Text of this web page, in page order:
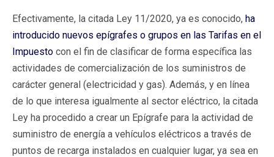
Efectivamente, la citada Ley 11/2020, ya es conocido, ha
introducido nuevos epígrafes o grupos en las Tarifas en el
Impuesto con el fin de clasificar de forma específica las
actividades de comercialización de los suministros de
carácter general (electricidad y gas). Además, y en línea
de lo que interesa igualmente al sector eléctrico, la citada
Ley ha procedido a crear un Epígrafe para la actividad de
suministro de energía a vehículos eléctricos a través de
puntos de recarga instalados en cualquier lugar, ya sea en